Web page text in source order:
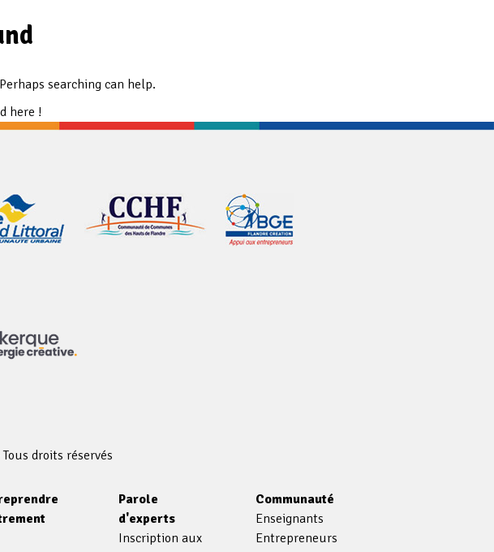
searching can help.
here !
Tous droits réservés
Parole
d'experts
Inscription aux
Communauté
Enseignants
Entrepreneurs